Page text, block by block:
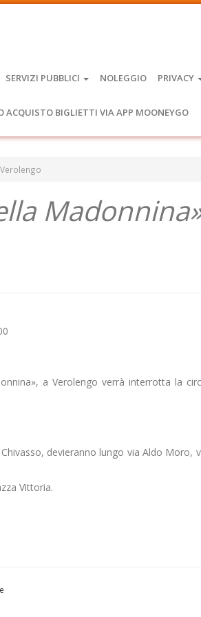
SERVIZI PUBBLICI NOLEGGIO PRIVACY
ACQUISTO BIGLIETTI VIA APP MOONEYGO
a Verolengo verrà interrotta la
devieranno lungo via Aldo Moro,
Vittoria.